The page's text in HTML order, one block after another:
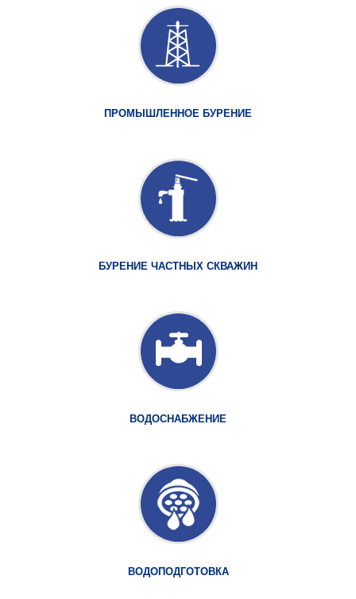
ПРОМЫШЛЕННОЕ БУРЕНИЕ
БУРЕНИЕ ЧАСТНЫХ СКВАЖИН
ВОДОСНАБЖЕНИЕ
ВОДОПОДГОТОВКА